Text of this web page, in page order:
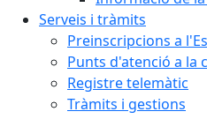
Serveis i tràmits
Preinscripcions a
Punts d'atenció a la
Registre telemàtic
Tràmits i gestions